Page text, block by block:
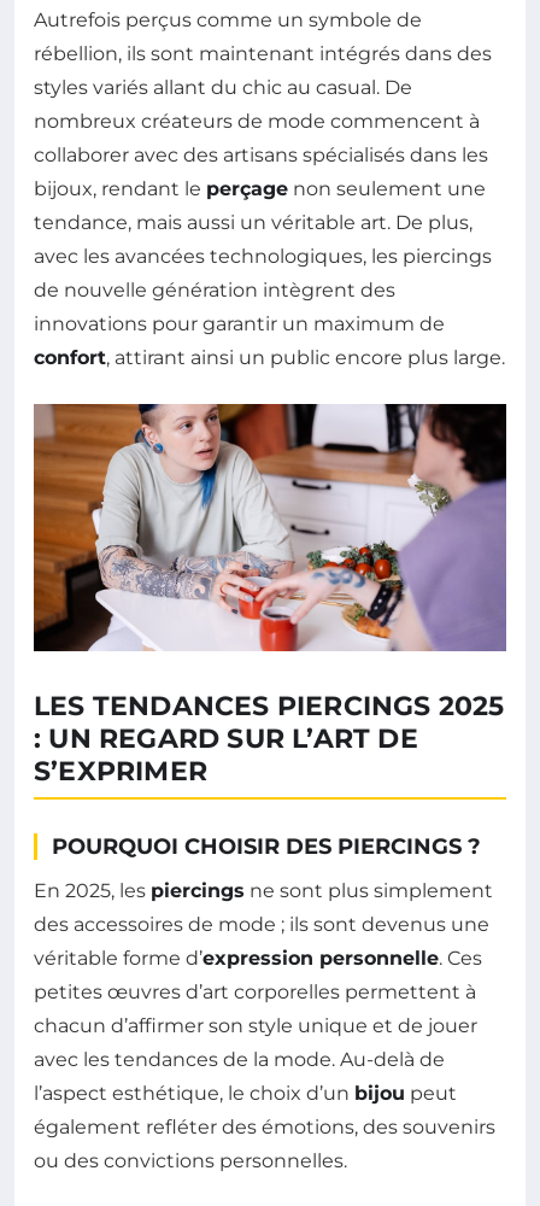
Autrefois perçus comme un symbole de
rébellion, ils sont maintenant intégrés dans des
styles variés allant du chic au casual. De
nombreux créateurs de mode commencent à
collaborer avec des artisans spécialisés dans les
bijoux, rendant le perçage non seulement une
tendance, mais aussi un véritable art. De plus,
avec les avancées technologiques, les piercings
de nouvelle génération intègrent des
innovations pour garantir un maximum de
confort, attirant ainsi un public encore plus large.
LES TENDANCES PIERCINGS 2025
: UN REGARD SUR L’ART DE
S’EXPRIMER
POURQUOI CHOISIR DES PIERCINGS ?
En 2025, les piercings ne sont plus simplement
des accessoires de mode ; ils sont devenus une
véritable forme d’expression personnelle. Ces
petites œuvres d’art corporelles permettent à
chacun d’affirmer son style unique et de jouer
avec les tendances de la mode. Au-delà de
l’aspect esthétique, le choix d’un bijou peut
également refléter des émotions, des souvenirs
ou des convictions personnelles.